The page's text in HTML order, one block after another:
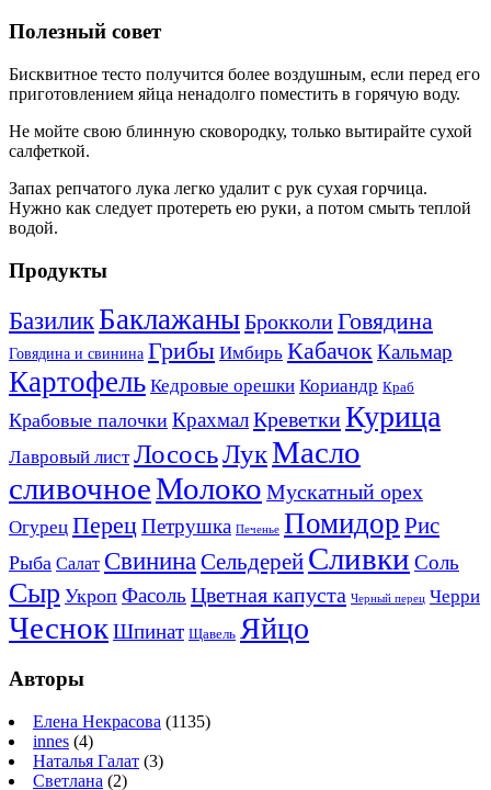
Полезный совет
Бисквитное тесто получится более воздушным, если перед его
приготовлением яйца ненадолго поместить в горячую воду.
Не мойте свою блинную сковородку, только вытирайте сухой
салфеткой.
Запах репчатого лука легко удалит с рук сухая горчица.
Нужно как следует протереть ею руки, а потом смыть теплой
водой.
Продукты
БазиликБаклажаныБрокколиГовядина
Говядина и свинина Грибы Имбирь КабачокКальмар
Картофель Кедровые орешки Кориандр Краб
Крабовые палочки КрахмалКреветкиКурица
Лавровый лист ЛососьЛукМасло
сливочноеМолоко Мускатный орех
Огурец ПерецПетрушка Печенье Помидор Рис
Рыба Салат СвининаСельдерей Сливки Соль
Сыр Укроп Фасоль Цветная капуста Черный перец Черри
ЧеснокШпинат Щавель Яйцо
Авторы
Елена Некрасова (1135)
innes (4)
Наталья Галат (3)
Светлана (2)